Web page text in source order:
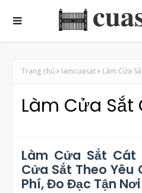
Trang chủ lamcuasat Làm Cửa
Làm Cửa Sắt
Làm Cửa Sắt Cát
Cửa Sắt Theo Yêu
Phí, Đo Đạc Tận Nơi